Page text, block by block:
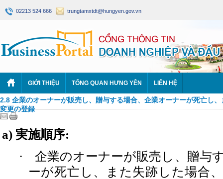
02213 524 666 trungtamxtdt@hungyen.gov.vn
GIỚI THIỆU TỔNG QUAN HƯNG YÊN LIÊN HỆ
2.8 企業のオーナーが販売し、贈与する場合、企業オーナーが死亡し
変更の登録
a) 実施順序:
·
企業のオーナーが販売し、贈与
ーが死亡し、また失跡した場合